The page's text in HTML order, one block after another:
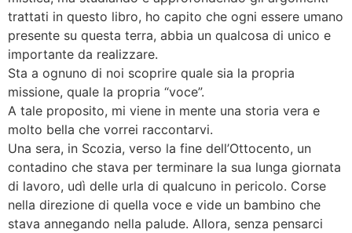
trattati in questo libro, ho capito che ogni essere umano
presente su questa terra, abbia un qualcosa di unico e
importante da realizzare.
Sta a ognuno di noi scoprire quale sia la propria
missione, quale la propria “voce”.
A tale proposito, mi viene in mente una storia vera e
molto bella che vorrei raccontarvi.
Una sera, in Scozia, verso la fine dell’Ottocento, un
contadino che stava per terminare la sua lunga giornata
di lavoro, udì delle urla di qualcuno in pericolo. Corse
nella direzione di quella voce e vide un bambino che
stava annegando nella palude. Allora, senza pensarci